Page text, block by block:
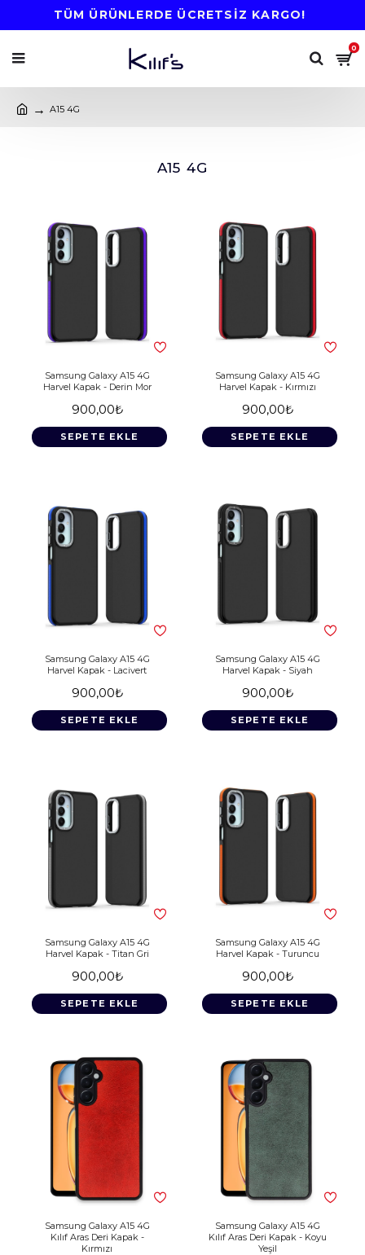
TÜM ÜRÜNLERDE ÜCRETSİZ KARGO!
0
A15 4G
A15 4G
Samsung Galaxy A15 4G
Harvel Kapak - Derin Mor
900,00₺
SEPETE EKLE
Samsung Galaxy A15 4G
Harvel Kapak - Kırmızı
900,00₺
SEPETE EKLE
Samsung Galaxy A15 4G
Harvel Kapak - Lacivert
900,00₺
SEPETE EKLE
Samsung Galaxy A15 4G
Harvel Kapak - Siyah
900,00₺
SEPETE EKLE
Samsung Galaxy A15 4G
Harvel Kapak - Titan Gri
900,00₺
SEPETE EKLE
Samsung Galaxy A15 4G
Harvel Kapak - Turuncu
900,00₺
SEPETE EKLE
Samsung Galaxy A15 4G
Kılıf Aras Deri Kapak -
Kırmızı
Samsung Galaxy A15 4G
Kılıf Aras Deri Kapak - Koyu
Yeşil